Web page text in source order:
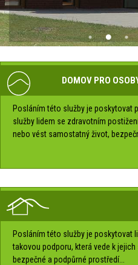
DOMOV PRO
Posláním této služby je poskytovat
služby lidem se zdravotním
nebo vést samostatný život,
Posláním této služby je poskytovat
takovou podporu, která vede k
bezpečné a podpůrné prostředí...